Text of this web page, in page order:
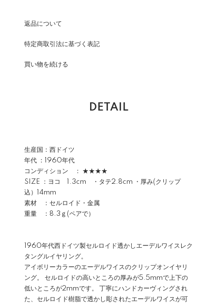
返品について
特定商取引法に基づく表記
買い物を続ける
DETAIL
生産国：西ドイツ
年代 ：1960年代
コンディション ： ★★★★
SIZE ：ヨコ 1.3cm ・タテ2.8cm ・厚み(クリップ
込）14mm
素材 ：セルロイド・金属
重量 ：8.3ｇ(ペアで）
1960年代西ドイツ製セルロイド透かしエーデルワイスレク
タングルイヤリング。
アイボリーカラーのエーデルワイスのクリップオンイヤリ
ング。 セルロイドの高いところの厚みが5.5mmで上下の
低いところが2mmです。 丁寧にハンドカーヴィングされ
た、セルロイド樹脂で透かし彫されたエーデルワイスが可